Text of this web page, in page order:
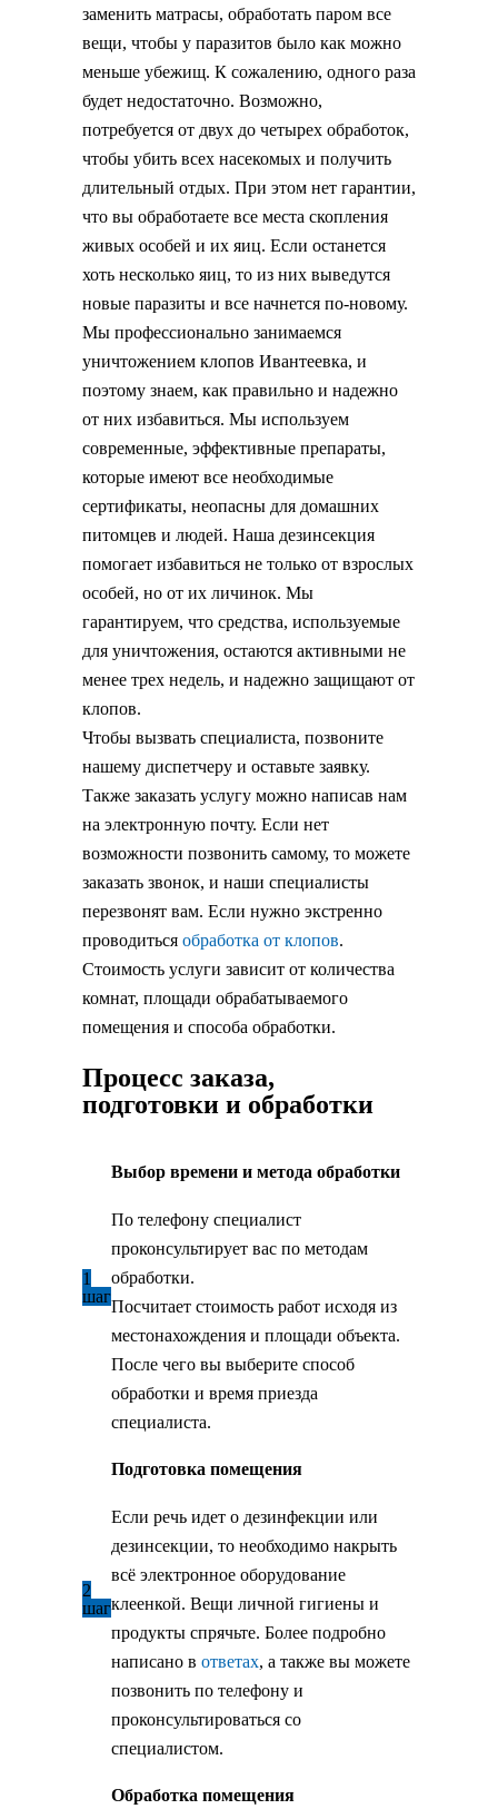
заменить матрасы, обработать паром все
вещи, чтобы у паразитов было как можно
меньше убежищ. К сожалению, одного раза
будет недостаточно. Возможно,
потребуется от двух до четырех обработок,
чтобы убить всех насекомых и получить
длительный отдых. При этом нет гарантии,
что вы обработаете все места скопления
живых особей и их яиц. Если останется
хоть несколько яиц, то из них выведутся
новые паразиты и все начнется по-новому.
Мы профессионально занимаемся
уничтожением клопов Ивантеевка, и
поэтому знаем, как правильно и надежно
от них избавиться. Мы используем
современные, эффективные препараты,
которые имеют все необходимые
сертификаты, неопасны для домашних
питомцев и людей. Наша дезинсекция
помогает избавиться не только от взрослых
особей, но от их личинок. Мы
гарантируем, что средства, используемые
для уничтожения, остаются активными не
менее трех недель, и надежно защищают от
клопов.
Чтобы вызвать специалиста, позвоните
нашему диспетчеру и оставьте заявку.
Также заказать услугу можно написав нам
на электронную почту. Если нет
возможности позвонить самому, то можете
заказать звонок, и наши специалисты
перезвонят вам. Если нужно экстренно
проводиться обработка от клопов.
Стоимость услуги зависит от количества
комнат, площади обрабатываемого
помещения и способа обработки.
Процесс заказа,
подготовки и обработки
1
шаг
Выбор времени и метода обработки
По телефону специалист
проконсультирует вас по методам
обработки.
Посчитает стоимость работ исходя из
местонахождения и площади объекта.
После чего вы выберите способ
обработки и время приезда
специалиста.
2
шаг
Подготовка помещения
Если речь идет о дезинфекции или
дезинсекции, то необходимо накрыть
всё электронное оборудование
клеенкой. Вещи личной гигиены и
продукты спрячьте. Более подробно
написано в ответах, а также вы можете
позвонить по телефону и
проконсультироваться со
специалистом.
Обработка помещения